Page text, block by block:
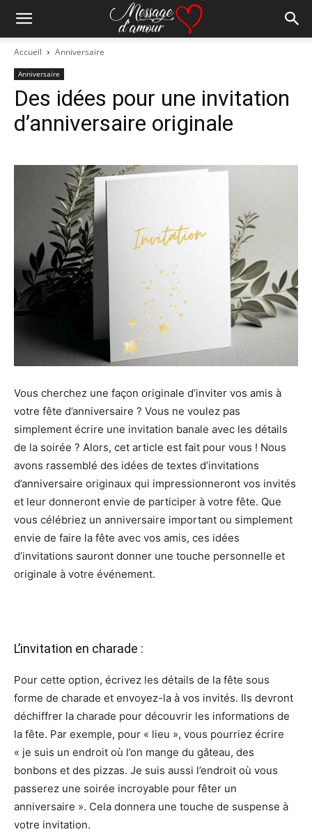
Accueil Anniversaire
Anniversaire
Des idées pour une invitation
d’anniversaire originale
Vous cherchez une façon originale d’inviter vos amis à
votre fête d’anniversaire ? Vous ne voulez pas
simplement écrire une invitation banale avec les détails
de la soirée ? Alors, cet article est fait pour vous ! Nous
avons rassemblé des idées de textes d’invitations
d’anniversaire originaux qui impressionneront vos invités
et leur donneront envie de participer à votre fête. Que
vous célébriez un anniversaire important ou simplement
envie de faire la fête avec vos amis, ces idées
d’invitations sauront donner une touche personnelle et
originale à votre événement.
L’invitation en charade :
Pour cette option, écrivez les détails de la fête sous
forme de charade et envoyez-la à vos invités. Ils devront
déchiffrer la charade pour découvrir les informations de
la fête. Par exemple, pour « lieu », vous pourriez écrire
« je suis un endroit où l’on mange du gâteau, des
bonbons et des pizzas. Je suis aussi l’endroit où vous
passerez une soirée incroyable pour fêter un
anniversaire ». Cela donnera une touche de suspense à
votre invitation.